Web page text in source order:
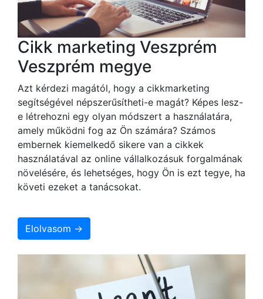
Cikk marketing Veszprém
Veszprém megye
Azt kérdezi magától, hogy a cikkmarketing
segítségével népszerűsítheti-e magát? Képes lesz-
e létrehozni egy olyan módszert a használatára,
amely működni fog az Ön számára? Számos
embernek kiemelkedő sikere van a cikkek
használatával az online vállalkozásuk forgalmának
növelésére, és lehetséges, hogy Ön is ezt tegye, ha
követi ezeket a tanácsokat.
Elolvasom →